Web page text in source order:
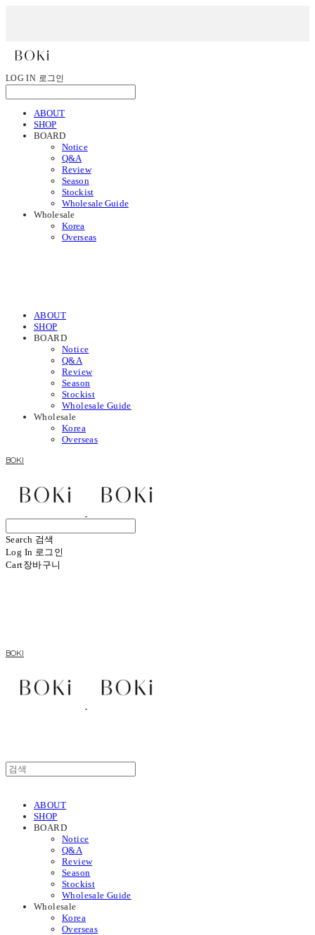
LOG IN 로그인
ABOUT
SHOP
BOARD
Notice
Q&A
Review
Season
Stockist
Wholesale Guide
Wholesale
Korea
Overseas
ABOUT
SHOP
BOARD
Notice
Q&A
Review
Season
Stockist
Wholesale Guide
Wholesale
Korea
Overseas
BOKI
Search 검색
Log In 로그인
Cart장바구니
BOKI
ABOUT
SHOP
BOARD
Notice
Q&A
Review
Season
Stockist
Wholesale Guide
Wholesale
Korea
Overseas